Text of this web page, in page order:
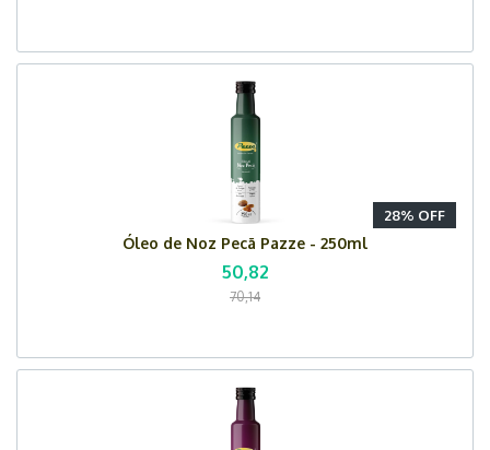
28% OFF
Óleo de Noz Pecã Pazze - 250ml
50,82
70,14